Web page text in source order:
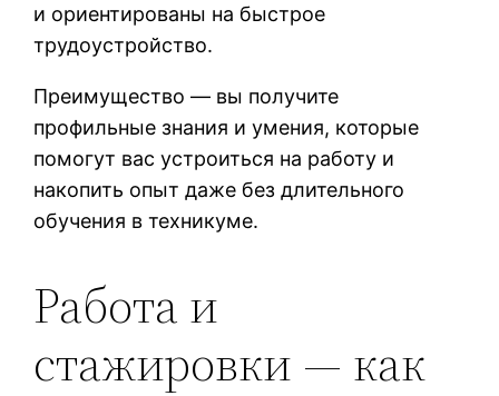
и ориентированы на быстрое
трудоустройство.
Преимущество — вы получите
профильные знания и умения, которые
помогут вас устроиться на работу и
накопить опыт даже без длительного
обучения в техникуме.
Работа и
стажировки — как